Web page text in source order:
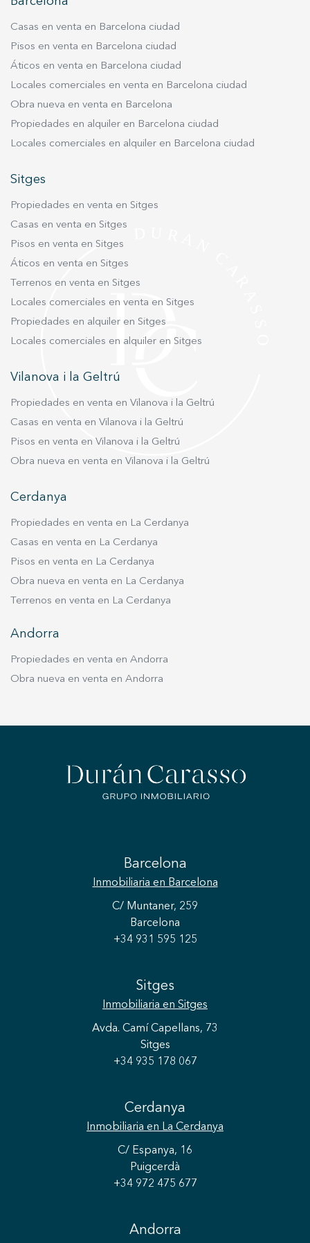
Casas en venta en Barcelona ciudad
Pisos en venta en Barcelona ciudad
Áticos en venta en Barcelona ciudad
Locales comerciales en venta en Barcelona ciudad
Obra nueva en venta en Barcelona
Propiedades en alquiler en Barcelona ciudad
Locales comerciales en alquiler en Barcelona ciudad
Sitges
Propiedades en venta en Sitges
Casas en venta en Sitges
Pisos en venta en Sitges
Áticos en venta en Sitges
Terrenos en venta en Sitges
Locales comerciales en venta en Sitges
Propiedades en alquiler en Sitges
Locales comerciales en alquiler en Sitges
Vilanova i la Geltrú
Propiedades en venta en Vilanova i la Geltrú
Casas en venta en Vilanova i la Geltrú
Pisos en venta en Vilanova i la Geltrú
Obra nueva en venta en Vilanova i la Geltrú
Cerdanya
Propiedades en venta en La Cerdanya
Casas en venta en La Cerdanya
Pisos en venta en La Cerdanya
Obra nueva en venta en La Cerdanya
Terrenos en venta en La Cerdanya
Andorra
Propiedades en venta en Andorra
Obra nueva en venta en Andorra
Barcelona
Inmobiliaria en Barcelona
C/ Muntaner, 259
Barcelona
+34 931 595 125
Sitges
Inmobiliaria en Sitges
Avda. Camí Capellans, 73
Sitges
+34 935 178 067
Cerdanya
Inmobiliaria en La Cerdanya
C/ Espanya, 16
Puigcerdà
+34 972 475 677
Andorra
mejorar la calidad de nuestros servicios y para ofrecer una
Marketing y publicidad
sobre las preferencias y elecciones personales del usuario
navegación. Gracias a ellas, podemos conocer los hábitos
de navegación en el sitio web y mostrar publicidad
relacionada con el perfil de navegación del usuario.